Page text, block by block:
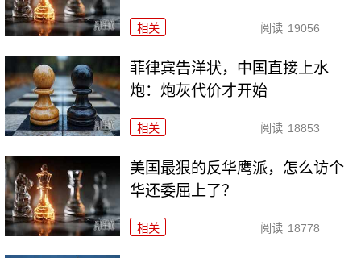
相关 阅读 19056
菲律宾告洋状，中国直接上水
炮：炮灰代价才开始
相关 阅读 18853
美国最狠的反华鹰派，怎么访个
华还委屈上了？
相关 阅读 18778